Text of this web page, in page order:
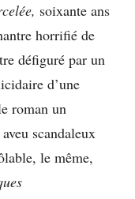
soixante ans
horrifié de
défiguré par un
d’une
roman un
scandaleux
le même,